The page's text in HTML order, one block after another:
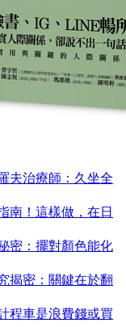
夫治療師：久坐全
南！這樣做，在日
密：擺對顏色能化
揭密：關鍵在於翻
程車是浪費錢或買